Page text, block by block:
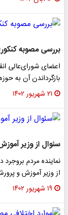
بررسی مصوبه
اعضای شورای‌عالی
بازگرداندن آن به
۲۱ شهریور ۱۴۰۲
سئوال از وزیر
نماینده مردم
از وزیر آموزش و
۱۹ شهریور ۱۴۰۲